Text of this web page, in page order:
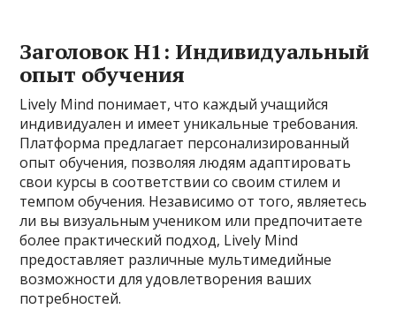
Заголовок H1: Индивидуальный
опыт обучения
Lively Mind понимает, что каждый учащийся
индивидуален и имеет уникальные требования.
Платформа предлагает персонализированный
опыт обучения, позволяя людям адаптировать
свои курсы в соответствии со своим стилем и
темпом обучения. Независимо от того, являетесь
ли вы визуальным учеником или предпочитаете
более практический подход, Lively Mind
предоставляет различные мультимедийные
возможности для удовлетворения ваших
потребностей.